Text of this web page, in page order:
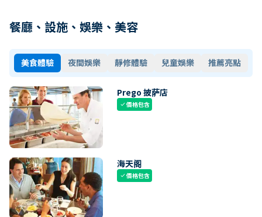
餐廳、設施、娛樂、美容
美食體驗 夜間娛樂 靜修體驗 兒童娛樂 推薦亮點
Prego 披萨店
check價格包含
海天阁
check價格包含